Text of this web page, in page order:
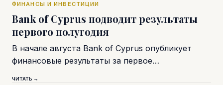
ФИНАНСЫ И ИНВЕСТИЦИИ
Bank of Cyprus подводит результаты
первого полугодия
В начале августа Bank of Cyprus опубликует
финансовые результаты за первое…
ЧИТАТЬ →